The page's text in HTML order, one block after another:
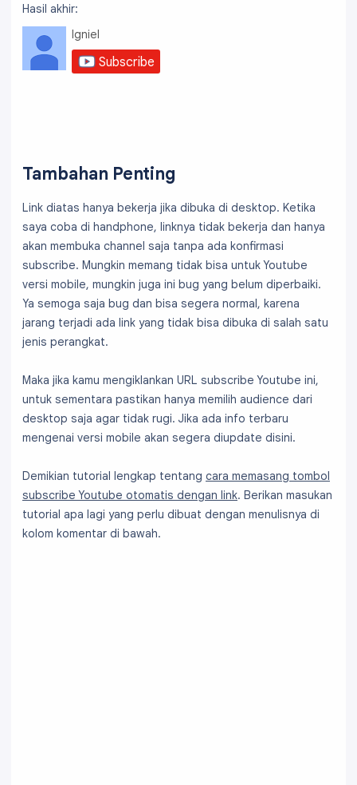
  vertical-align: -6px;
  margin-right: 3px;
.ignielSubsFull svg path {
Hasil akhir:
Igniel
Subscribe
Tambahan Penting
Link diatas hanya bekerja jika dibuka di desktop. Ketika
saya coba di handphone, linknya tidak bekerja dan hanya
akan membuka channel saja tanpa ada konfirmasi
subscribe. Mungkin memang tidak bisa untuk Youtube
versi mobile, mungkin juga ini bug yang belum diperbaiki.
Ya semoga saja bug dan bisa segera normal, karena
jarang terjadi ada link yang tidak bisa dibuka di salah satu
jenis perangkat.
Maka jika kamu mengiklankan URL subscribe Youtube ini,
untuk sementara pastikan hanya memilih audience dari
desktop saja agar tidak rugi. Jika ada info terbaru
mengenai versi mobile akan segera diupdate disini.
Demikian tutorial lengkap tentang cara memasang tombol
subscribe Youtube otomatis dengan link. Berikan masukan
tutorial apa lagi yang perlu dibuat dengan menulisnya di
kolom komentar di bawah.